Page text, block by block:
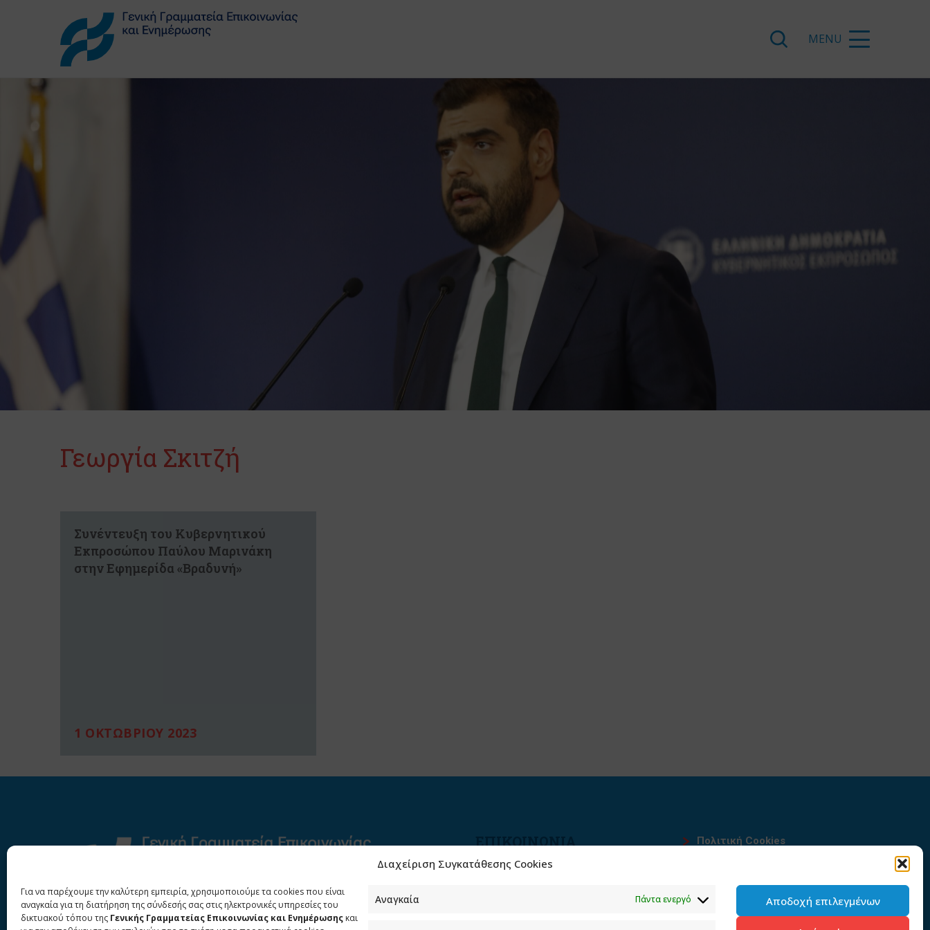
Διαχείριση Συγκατάθεσης Cookies
Για να παρέχουμε την καλύτερη εμπειρία, χρησιμοποιούμε τα cookies που είναι
αναγκαία για τη διατήρηση της σύνδεσής σας στις ηλεκτρονικές υπηρεσίες του
δικτυακού τόπου της Γενικής Γραμματείας Επικοινωνίας και Ενημέρωσης και
Αναγκαία Πάντα ενεργό Αποδοχή επιλεγμένων
Γεωργία Σκιτζή
Συνέντευξη του Κυβερνητικού
Εκπροσώπου Παύλου Μαρινάκη
στην Εφημερίδα «Βραδυνή»
1 ΟΚΤΩΒΡΙΟΥ 2023
ΕΠΙΚΟΙΝΩΝΙΑ
Φραγκούδη 11 & Αλεξάνδρου
Πολιτική Cookies
Πολιτική προστασίας
προσωπικών δεδομένων του
παρόντος ιστότοπου